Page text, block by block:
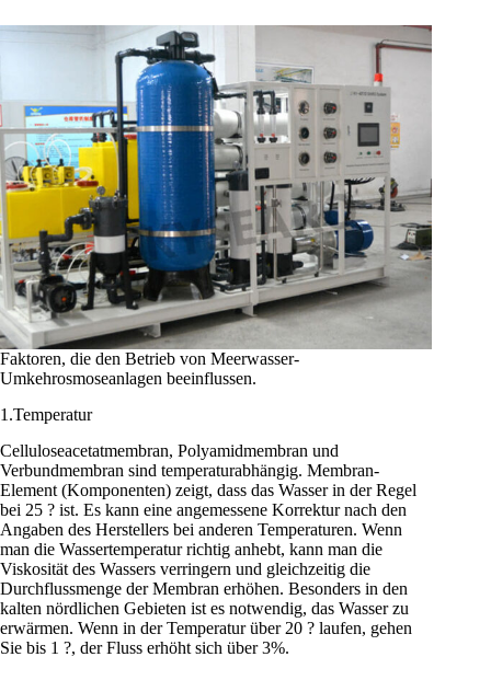
Faktoren, die den Betrieb von Meerwasser-
Umkehrosmoseanlagen beeinflussen.
1.Temperatur
Celluloseacetatmembran, Polyamidmembran und
Verbundmembran sind temperaturabhängig. Membran-
Element (Komponenten) zeigt, dass das Wasser in der Regel
bei 25 ? ist. Es kann eine angemessene Korrektur nach den
Angaben des Herstellers bei anderen Temperaturen. Wenn
man die Wassertemperatur richtig anhebt, kann man die
Viskosität des Wassers verringern und gleichzeitig die
Durchflussmenge der Membran erhöhen. Besonders in den
kalten nördlichen Gebieten ist es notwendig, das Wasser zu
erwärmen. Wenn in der Temperatur über 20 ? laufen, gehen
Sie bis 1 ?, der Fluss erhöht sich über 3%.